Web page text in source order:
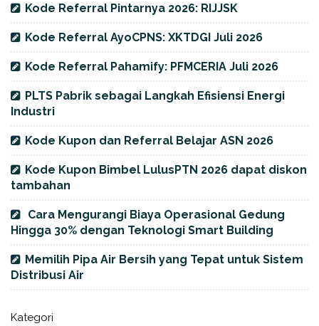
Kode Referral Pintarnya 2026: RIJJSK
Kode Referral AyoCPNS: XKTDGI Juli 2026
Kode Referral Pahamify: PFMCERIA Juli 2026
PLTS Pabrik sebagai Langkah Efisiensi Energi
Industri
Kode Kupon dan Referral Belajar ASN 2026
Kode Kupon Bimbel LulusPTN 2026 dapat diskon
tambahan
Cara Mengurangi Biaya Operasional Gedung
Hingga 30% dengan Teknologi Smart Building
Memilih Pipa Air Bersih yang Tepat untuk Sistem
Distribusi Air
Kategori